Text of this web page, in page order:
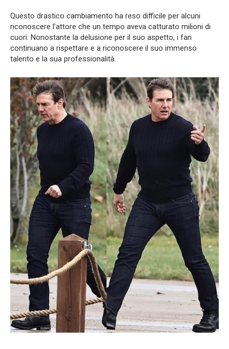
Questo drastico cambiamento ha reso difficile per alcuni
riconoscere l’attore che un tempo aveva catturato milioni di
cuori. Nonostante la delusione per il suo aspetto, i fan
continuano a rispettare e a riconoscere il suo immenso
talento e la sua professionalità.